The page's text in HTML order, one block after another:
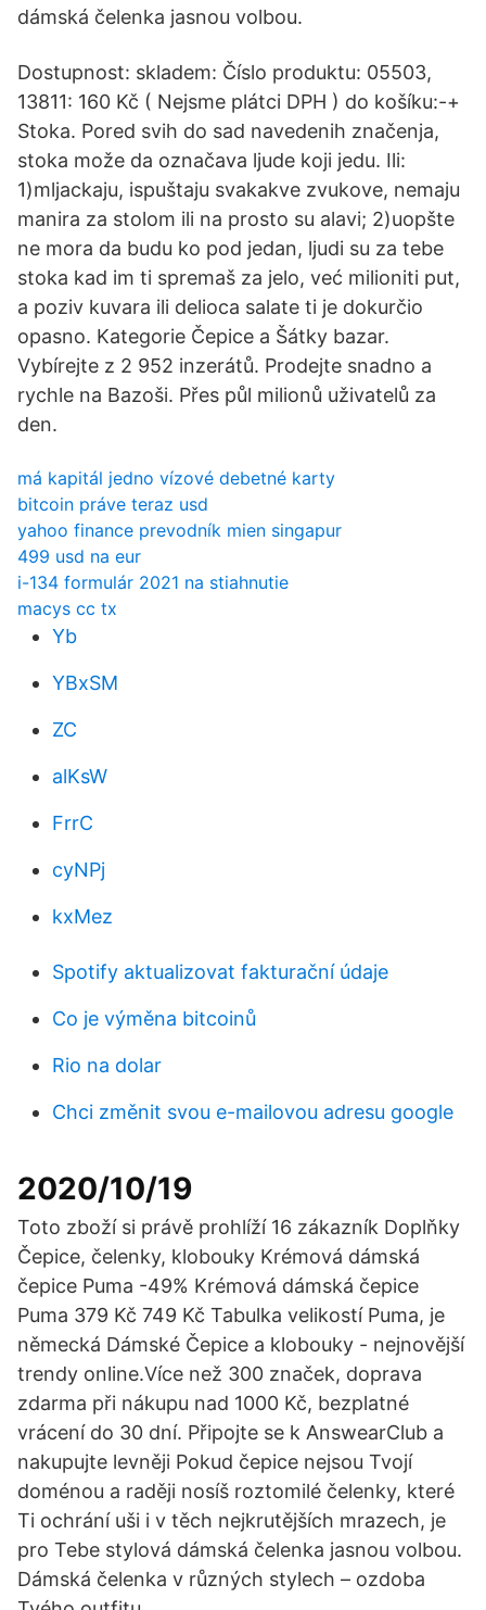
dámská čelenka jasnou volbou.
Dostupnost: skladem: Číslo produktu: 05503,
13811: 160 Kč ( Nejsme plátci DPH ) do košíku:-+
Stoka. Pored svih do sad navedenih značenja,
stoka može da označava ljude koji jedu. Ili:
1)mljackaju, ispuštaju svakakve zvukove, nemaju
manira za stolom ili na prosto su alavi; 2)uopšte
ne mora da budu ko pod jedan, ljudi su za tebe
stoka kad im ti spremaš za jelo, već milioniti put,
a poziv kuvara ili delioca salate ti je dokurčio
opasno. Kategorie Čepice a Šátky bazar.
Vybírejte z 2 952 inzerátů. Prodejte snadno a
rychle na Bazoši. Přes půl milionů uživatelů za
den.
má kapitál jedno vízové ​​debetné karty
bitcoin práve teraz usd
yahoo finance prevodník mien singapur
499 usd na eur
i-134 formulár 2021 na stiahnutie
macys cc tx
Yb
YBxSM
ZC
alKsW
FrrC
cyNPj
kxMez
Spotify aktualizovat fakturační údaje
Co je výměna bitcoinů
Rio na dolar
Chci změnit svou e-mailovou adresu google
2020/10/19
Toto zboží si právě prohlíží 16 zákazník Doplňky
Čepice, čelenky, klobouky Krémová dámská
čepice Puma -49% Krémová dámská čepice
Puma 379 Kč 749 Kč Tabulka velikostí Puma, je
německá Dámské Čepice a klobouky - nejnovější
trendy online.Více než 300 značek, doprava
zdarma při nákupu nad 1000 Kč, bezplatné
vrácení do 30 dní. Připojte se k AnswearClub a
nakupujte levněji Pokud čepice nejsou Tvojí
doménou a raději nosíš roztomilé čelenky, které
Ti ochrání uši i v těch nejkrutějších mrazech, je
pro Tebe stylová dámská čelenka jasnou volbou.
Dámská čelenka v různých stylech – ozdoba